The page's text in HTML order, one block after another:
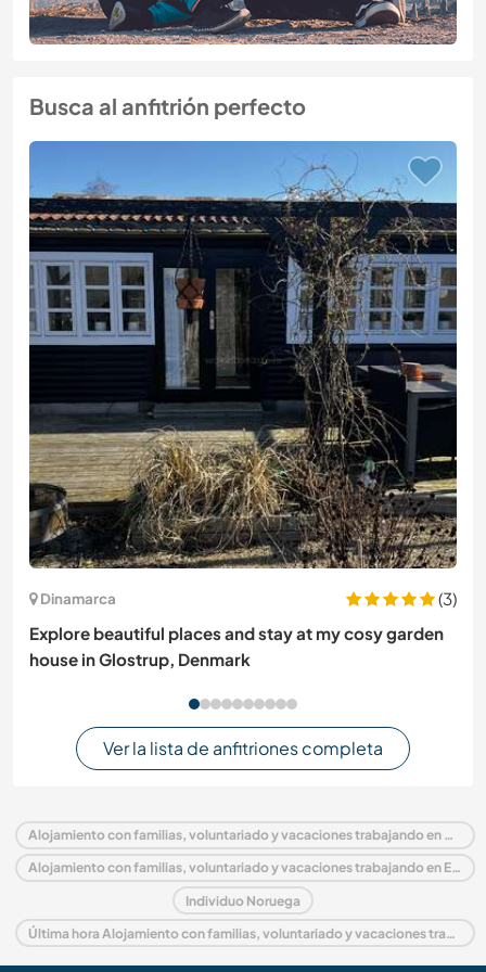
Busca al anfitrión perfecto
Dinamarca
(3)
Explore beautiful places and stay at my cosy garden
house in Glostrup, Denmark
Ver la lista de anfitriones completa
Alojamiento con familias, voluntariado y vacaciones trabajando en Noruega
Alojamiento con familias, voluntariado y vacaciones trabajando en Europa
Individuo Noruega
Última hora Alojamiento con familias, voluntariado y vacaciones trabajando en Noruega